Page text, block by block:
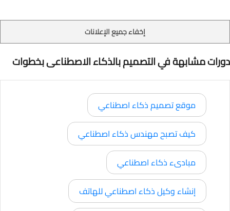
إخفاء جميع الإعلانات
دورات مشابهة في التصميم بالذكاء الاصطناعى بخطوات
موقع تصميم ذكاء اصطناعي
كيف تصبح مهندس ذكاء اصطناعي
مبادىء ذكاء اصطناعي
إنشاء وكيل ذكاء اصطناعي للهاتف